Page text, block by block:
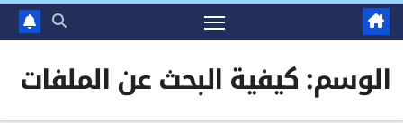
الوسم:كيفية البحث عن الملفات